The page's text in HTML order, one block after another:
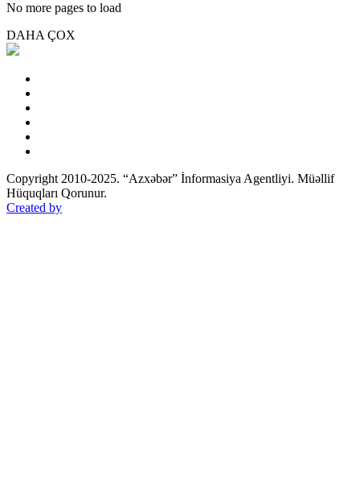
No more pages to load
DAHA ÇOX
Copyright 2010-2025. “Azxəbər” İnformasiya Agentliyi. Müəllif
Hüquqları Qorunur.
Created by